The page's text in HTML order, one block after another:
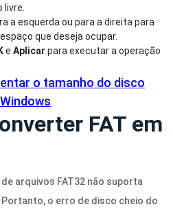
a esquerda ou para a direita para
que deseja ocupar.
e Aplicar para executar a operação
o tamanho do disco
FAT em
arquivos FAT32 não suporta
Portanto, o erro de disco cheio do